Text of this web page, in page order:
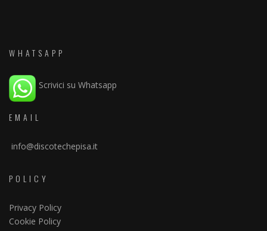
WHATSAPP
Scrivici su Whatsapp
EMAIL
info@discotechepisa.it
POLICY
Privacy Policy
Cookie Policy